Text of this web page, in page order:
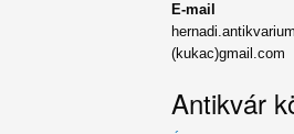
E-mail
hernadi.antikvarium
(kukac)gmail.com
Antikvár